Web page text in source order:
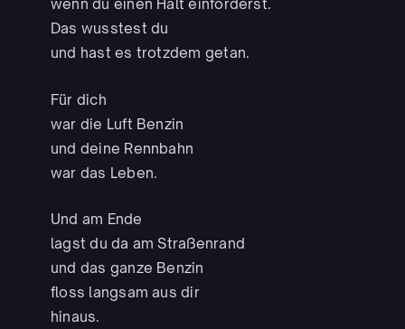
wenn du einen Halt einforderst.
Das wusstest du
und hast es trotzdem getan.
Für dich
war die Luft Benzin
und deine Rennbahn
war das Leben.
Und am Ende
lagst du da am Straßenrand
und das ganze Benzin
floss langsam aus dir
hinaus.